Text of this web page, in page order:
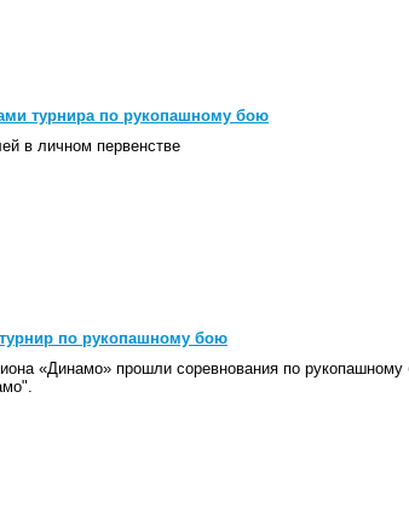
турнира по рукопашному бою
в личном первенстве
по рукопашному бою
«Динамо» прошли соревнования по